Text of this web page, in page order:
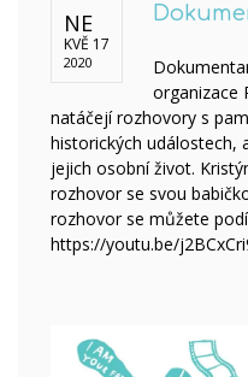
NE
KVĚ 17
2020
organizace
natáčejí rozhovory s
historických událostech,
jejich osobní život.
rozhovor se svou
rozhovor se můžete
https://youtu.be/